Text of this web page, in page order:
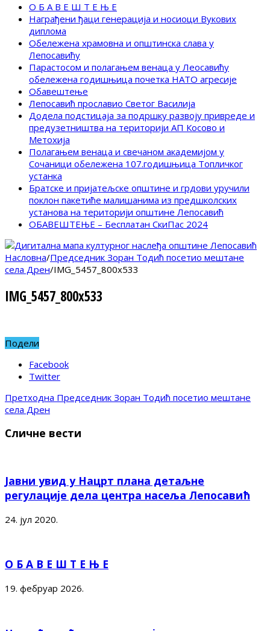
О Б А В Е Ш Т Е Њ Е
Награђени ђаци генерација и носиоци Вукових
диплома
Обележена храмовна и општинска слава у
Лепосавићу
Парастосом и полагањем венаца у Леосавићу
обележена годишњица почетка НАТО агресије
Обавештење
Лепосавић прославио Светог Василија
Додела подстицаја за подршку развоју привреде и
предузетништва на територији АП Косово и
Метохија
Полагањем венаца и свечаном академијом у
Сочаници обележена 107.годишњица Топличког
устанка
Братске и пријатељске општине и грдови уручили
поклон пакетиће малишанима из предшколских
установа на територији општине Лепосавић
ОБАВЕШТЕЊЕ – Бесплатан СкиПас 2024
Насловна/Председник Зоран Тодић посетио мештане
села Дрен/IMG_5457_800x533
IMG_5457_800x533
Подели
Facebook
Twitter
Претходна Председник Зоран Тодић посетио мештане
села Дрен
Сличне вести
Јавни увид у Нацрт плана детаљне
регулације дела центра насеља Лепосавић
24. јул 2020.
О Б А В Е Ш Т Е Њ Е
19. фебруар 2026.